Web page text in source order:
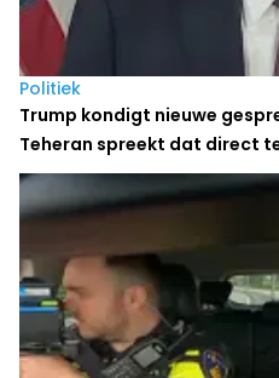
Politiek
Trump kondigt nieuwe
Teheran spreekt dat direct